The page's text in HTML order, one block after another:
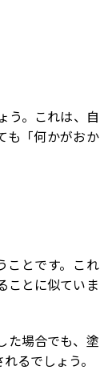
う。これは、自
も「何かがおか
ことです。これ
ことに似ていま
た場合でも、塗
るでしょう。